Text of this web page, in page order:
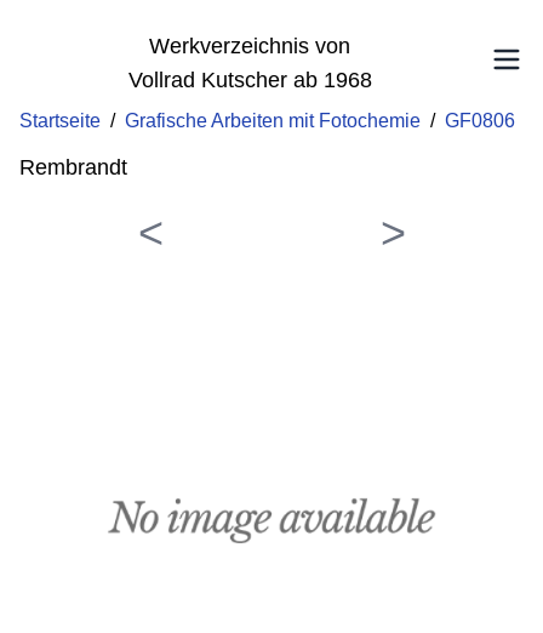
Werkverzeichnis von
Vollrad Kutscher ab 1968
Startseite / Grafische Arbeiten mit Fotochemie / GF0806
Rembrandt
< >